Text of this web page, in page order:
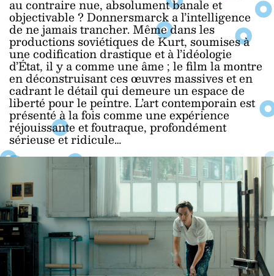
au contraire nue, absolument banale et
objectivable ? Donnersmarck a l’intelligence
de ne jamais trancher. Même dans les
productions soviétiques de Kurt, soumises à
une codification drastique et à l’idéologie
d’État, il y a comme une âme ; le film la montre
en déconstruisant ces œuvres massives et en
cadrant le détail qui demeure un espace de
liberté pour le peintre. L’art contemporain est
présenté à la fois comme une expérience
réjouissante et foutraque, profondément
sérieuse et ridicule…